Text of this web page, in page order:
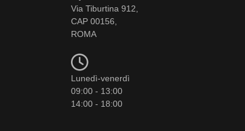
Via Tiburtina 912,
CAP 00156,
ROMA
Lunedì-venerdì
09:00 - 13:00
14:00 - 18:00